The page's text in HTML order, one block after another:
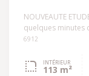
NOUVEAUTE
quelques minutes
6912
INTÉRIEUR
113 m²